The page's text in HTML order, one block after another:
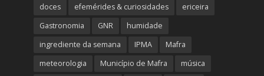
doces
efemérides & curiosidades
ericeira
Gastronomia
GNR
humidade
ingrediente da semana
IPMA
Mafra
meteorologia
Município de Mafra música